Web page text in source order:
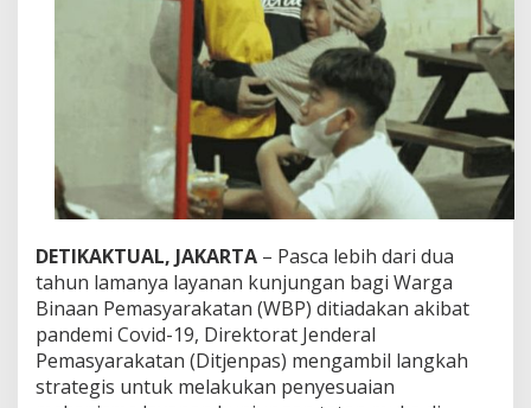
i
h
a
r
i
e
t
a
m
a
K
u
n
j
u
n
g
DETIKAKTUAL, JAKARTA – Pasca lebih dari dua
tahun lamanya layanan kunjungan bagi Warga
Binaan Pemasyarakatan (WBP) ditiadakan akibat
pandemi Covid-19, Direktorat Jenderal
Pemasyarakatan (Ditjenpas) mengambil langkah
strategis untuk melakukan penyesuaian